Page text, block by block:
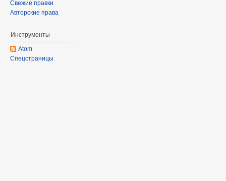
Свежие правки
Авторские права
Инструменты
Atom
Спецстраницы